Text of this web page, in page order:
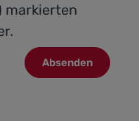
markierten
Absenden